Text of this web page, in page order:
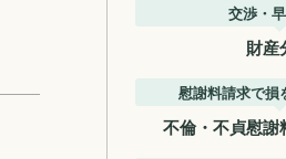
交渉・
財産
慰謝料請求で損
不倫・不貞慰